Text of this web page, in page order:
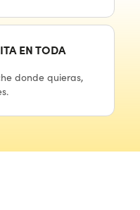
EN TODA
donde quieras,